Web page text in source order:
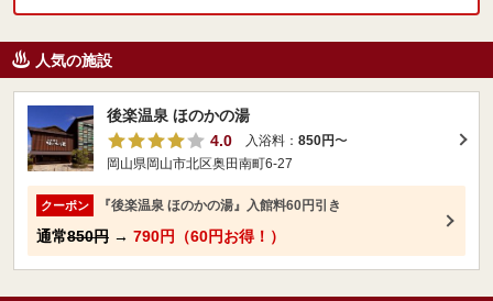
人気の施設
後楽温泉 ほのかの湯
4.0
入浴料： 850円〜
岡山県岡山市北区奥田南町6-27
クーポン 『後楽温泉 ほのかの湯』入館料60円引き
通常850円 → 790円（60円お得！）